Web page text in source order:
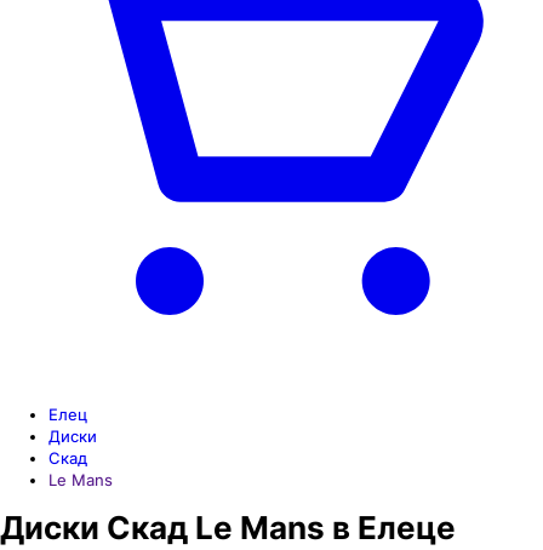
Елец
Диски
Скад
Le Mans
Диски Скад Le Mans в Елеце